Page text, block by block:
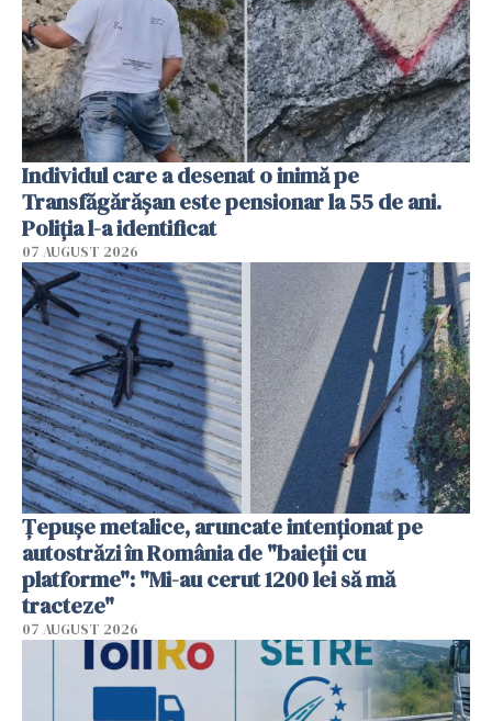
Individul care a desenat o inimă pe
Transfăgărășan este pensionar la 55 de ani.
Poliția l-a identificat
07 AUGUST 2026
Țepușe metalice, aruncate intenționat pe
autostrăzi în România de "baieții cu
platforme": "Mi-au cerut 1200 lei să mă
tracteze"
07 AUGUST 2026